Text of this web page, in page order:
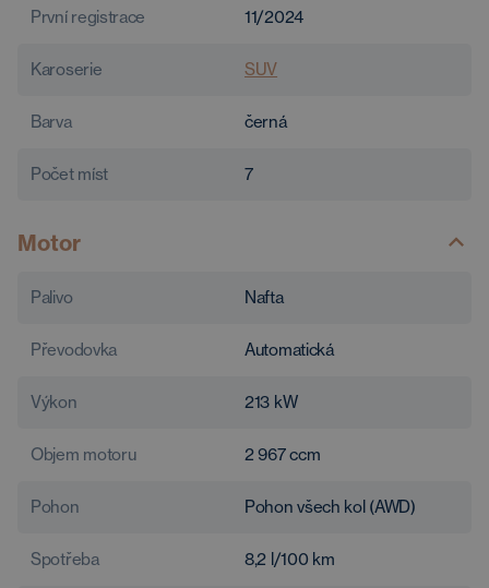
První registrace 11/2024
Karoserie SUV
Barva černá
Počet míst 7
Motor
Palivo Nafta
Převodovka Automatická
Výkon 213 kW
Objem motoru 2 967ccm
Pohon Pohon všech kol (AWD)
Spotřeba 8,2 l/100 km